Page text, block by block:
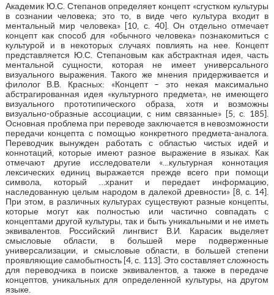
Академик Ю.С. Степанов определяет концепт «сгустком культуры
в сознании человека; это то, в виде чего культура входит в
ментальный мир человека» [10, с. 40]. Он отдельно отмечает
концепт как способ для «обычного человека» познакомиться с
культурой и в некоторых случаях повлиять на нее. Концепт
представляется Ю.С. Степановым как абстрактная идея, часть
ментальной сущности, которая не имеет универсального
визуального выражения. Такого же мнения придерживается и
филолог В.В. Красных: «Концепт – это некая максимально
абстрагированная идея «культурного предмета», не имеющего
визуального прототипического образа, хотя и возможны
визуально-образные ассоциации, с ним связанные» [5, с. 185].
Основная проблема при переводе заключается в невозможности
передачи концепта с помощью конкретного предмета-аналога.
Переводчик вынужден работать с областью чистых идей и
коннотаций, которые имеют разное выражение в языках. Как
отмечают другие исследователи «…культурная коннотация
лексических единиц выражается прежде всего при помощи
символа, который …хранит и передает информацию,
наследованную целым народом в далекой древности» [8, с. 14].
При этом, в различных культурах существуют разные концепты,
которые могут как полностью или частично совпадать с
концептами другой культуры, так и быть уникальными и не иметь
эквивалентов. Российский лингвист В.И. Карасик выделяет
смысловые области, в большей мере подверженные
универсализации, и смысловые области, в большей степени
проявляющие самобытность [4, с. 113]. Это составляет сложность
для переводчика в поиске эквивалентов, а также в передаче
концептов, уникальных для определенной культуры, на другом
языке.